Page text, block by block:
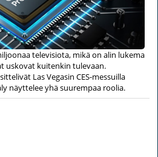
televisiota, mikä on alin lukema
uskovat kuitenkin tulevaan.
Las Vegasin CES-messuilla
näyttelee yhä suurempaa roolia.